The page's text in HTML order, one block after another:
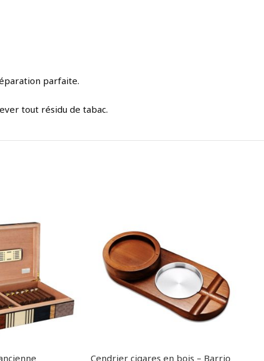
parfaite.
tout résidu de tabac.
Cendrier cigares en bois – Barrio